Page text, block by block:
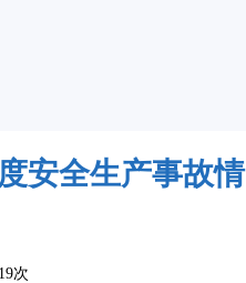
安全生产事故情
次